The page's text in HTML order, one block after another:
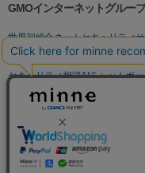
GMOインターネットグルー
世界初総合ネットセキュリティ
パスワード漏洩診断
Webサ
セキュリティ相談AIチャットボ
実在証明・盗聴対策
サイバー攻撃対策（GMO Flatt
セキュリティ事業の軌跡